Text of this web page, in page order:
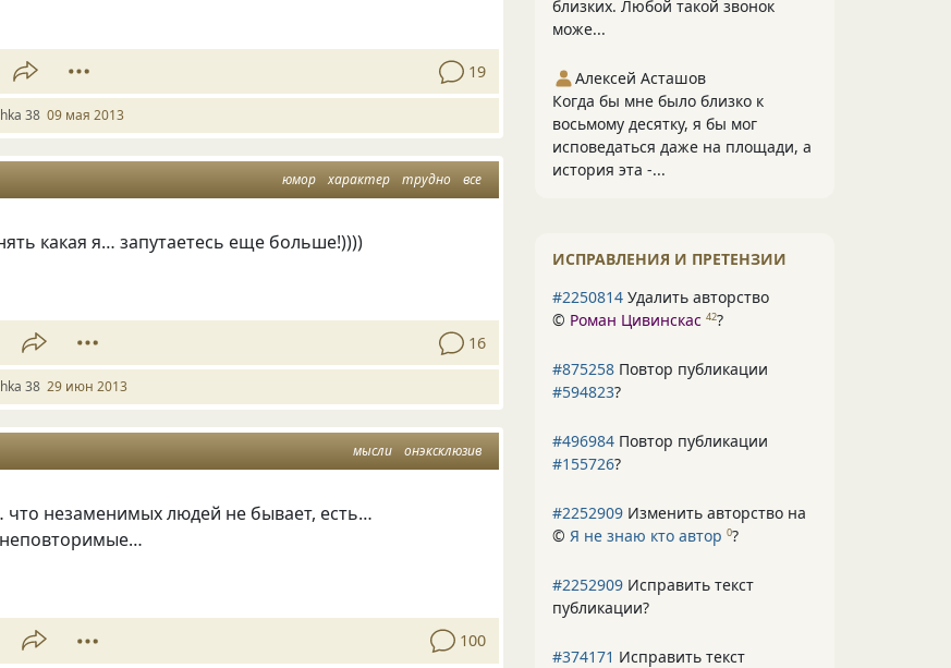
19
38 09 мая 2013
юмор характер трудно все
какая я… запутаетесь еще больше!))))
16
38 29 июн 2013
мысли онэксклюзив
незаменимых людей не бывает, есть…
100
близких. Любой такой звонок
може...
Алексей Асташов
Когда бы мне было близко к
восьмому десятку, я бы мог
исповедаться даже на площади, а
история эта -...
ИСПРАВЛЕНИЯ И ПРЕТЕНЗИИ
#2250814 Удалить авторство
© Роман Цивинскас 42?
#875258 Повтор публикации
#594823?
#496984 Повтор публикации
#155726?
#2252909 Изменить авторство на
© Я не знаю кто автор 0?
#2252909 Исправить текст
публикации?
#374171 Исправить текст